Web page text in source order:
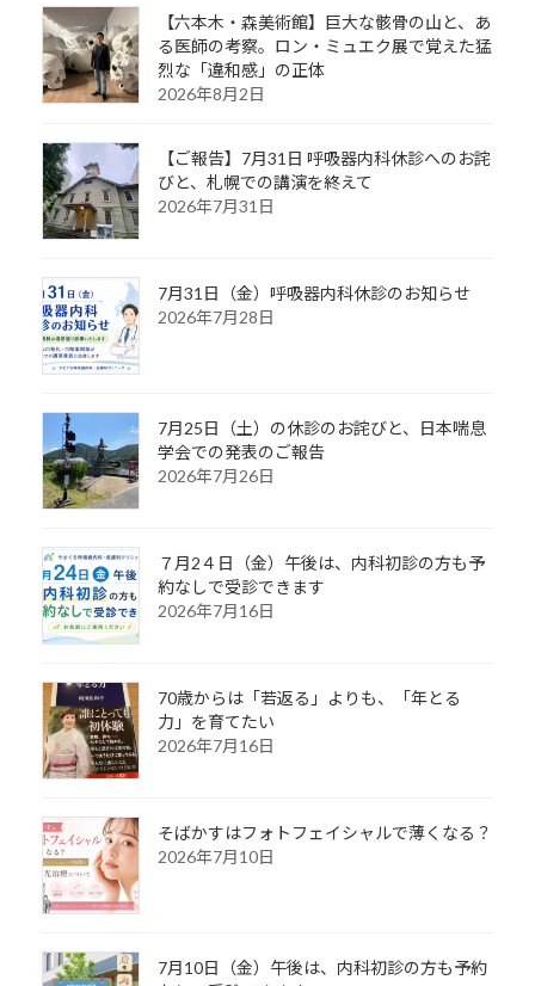
【六本木・森美術館】巨大な骸骨の山と、あ
る医師の考察。ロン・ミュエク展で覚えた猛
烈な「違和感」の正体
2026年8月2日
【ご報告】7月31日 呼吸器内科休診へのお詫
びと、札幌での講演を終えて
2026年7月31日
7月31日（金）呼吸器内科休診のお知らせ
2026年7月28日
7月25日（土）の休診のお詫びと、日本喘息
学会での発表のご報告
2026年7月26日
７月2４日（金）午後は、内科初診の方も予
約なしで受診できます
2026年7月16日
70歳からは「若返る」よりも、「年とる
力」を育てたい
2026年7月16日
そばかすはフォトフェイシャルで薄くなる？
2026年7月10日
7月10日（金）午後は、内科初診の方も予約